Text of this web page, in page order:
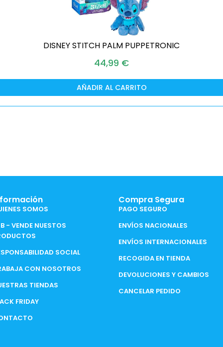
DISNEY STITCH PALM PUPPETRONIC
44,99 €
AÑADIR AL CARRITO
SOMOS
- VENDE NUESTOS
SOCIAL
CON NOSOTROS
TIENDAS
FRIDAY
Compra Segura
PAGO SEGURO
ENVÍOS NACIONALES
ENVÍOS INTERNACIONALES
RECOGIDA EN TIENDA
DEVOLUCIONES Y CAMBIOS
CANCELAR PEDIDO